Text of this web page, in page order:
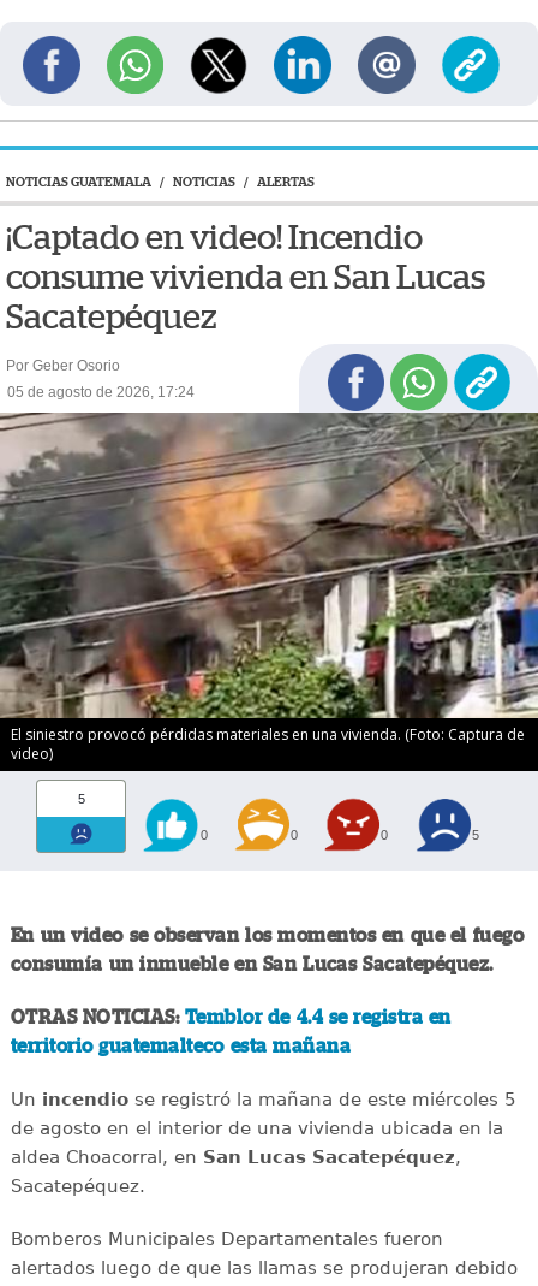
NOTICIAS GUATEMALA / NOTICIAS / ALERTAS
¡Captado en video! Incendio
consume vivienda en San Lucas
Sacatepéquez
Por Geber Osorio
05 de agosto de 2026, 17:24
El siniestro provocó pérdidas materiales en una vivienda. (Foto: Captura de
video)
5
0 0 0 5
En un video se observan los momentos en que el fuego
consumía un inmueble en San Lucas Sacatepéquez.
OTRAS NOTICIAS: Temblor de 4.4 se registra en
territorio guatemalteco esta mañana
Un incendiose registró la mañana de este miércoles 5
de agosto en el interior de una vivienda ubicada en la
aldea Choacorral, en San Lucas Sacatepéquez,
Sacatepéquez.
Bomberos Municipales Departamentales fueron
alertados luego de que las llamas se produjeran debido